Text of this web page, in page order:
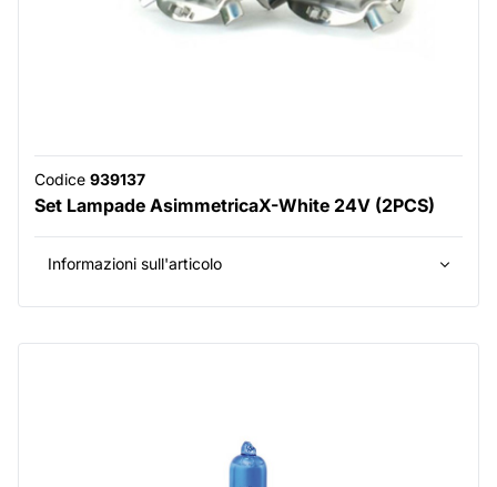
Codice 939137
Set Lampade AsimmetricaX-White 24V (2PCS)
Informazioni sull'articolo